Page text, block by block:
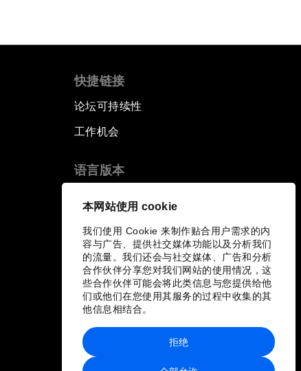
本网站使用 cookie
我们使用 Cookie 来制作贴合用户需求的内
容与广告、提供社交媒体功能以及分析我们
的流量。我们还会与社交媒体、广告和分析
合作伙伴分享您对我们网站的使用情况，这
些合作伙伴可能会将此类信息与您提供给他
们或他们在您使用其服务的过程中收集的其
他信息相结合。
拒绝
快捷链接
论坛可持续性
工作机会
语言版本